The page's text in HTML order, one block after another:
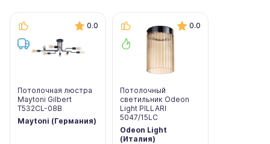
0.0
Потолочная люстра
Maytoni Gilbert
T532CL-08B
Maytoni (Германия)
0.0
Потолочный
светильник Odeon
Light PILLARI
5047/15LC
Odeon Light
(Италия)